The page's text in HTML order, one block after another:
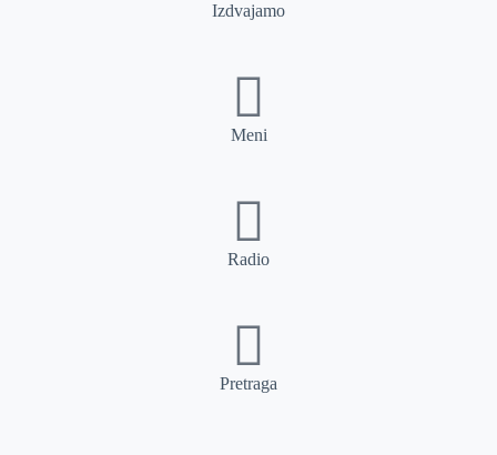
Izdvajamo
Meni
Radio
Pretraga